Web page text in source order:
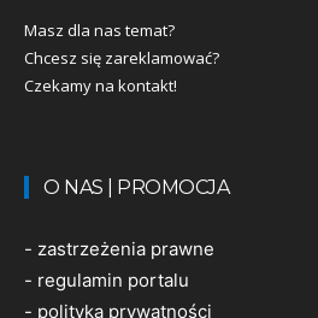
Masz dla nas temat?
Chcesz się zareklamować?
Czekamy na kontakt!
O NAS | PROMOCJA
- zastrzeżenia prawne
- regulamin portalu
- polityka prywatności